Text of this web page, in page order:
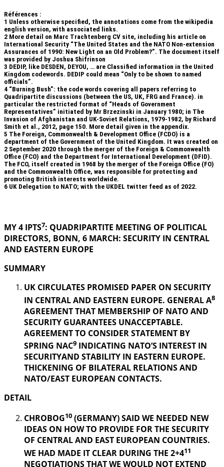
Références :
1 Unless otherwise specified, the annotations come from the wikipedia
english version, with associated links.
2 More detail on Marc Trachtenberg CV site, including his article on
International Security “The United States and the NATO Non-extension
Assurances of 1990: New Light on an Old Problem?”. The document itself
was provided by Joshua Shifrinson
3 DEDIP, like DESDEN, DEYOU, … are Classified information in the United
Kingdom codewords. DEDIP could mean “Only to be shown to named
officials”.
4 “Burning Bush”: the code words covering all papers referring to
Quadripartite discussions (between the US, UK, FRG and France). in
particular the restricted format of “Heads of Government
Representatives” initiated by Mr Brzezinski in January 1980; in The
Invasion of Afghanistan and UK-Soviet Relations, 1979-1982, by Richard
Smith et al., 2012, page 150. More detail given in the appendix.
5 The Foreign, Commonwealth & Development Office (FCDO) is a
department of the Government of the United Kingdom. It was created on
2 September 2020 through the merger of the Foreign & Commonwealth
Office (FCO) and the Department for International Development (DFID).
The FCO, itself created in 1968 by the merger of the Foreign Office (FO)
and the Commonwealth Office, was responsible for protecting and
promoting British interests worldwide.
6 UK Delegation to NATO; with the UKDEL twitter feed as of 2022.
MY 4 IPTS7: QUADRIPARTITE MEETING OF POLITICAL
DIRECTORS, BONN, 6 MARCH: SECURITY IN CENTRAL
AND EASTERN EUROPE
SUMMARY
UK CIRCULATES PROMISED PAPER ON SECURITY
IN CENTRAL AND EASTERN EUROPE. GENERAL A8
AGREEMENT THAT MEMBERSHIP OF NATO AND
SECURITY GUARANTEES UNACCEPTABLE.
AGREEMENT TO CONSIDER STATEMENT BY
SPRING NAC9 INDICATING NATO’S INTEREST IN
SECURITYAND STABILITY IN EASTERN EUROPE.
THICKENING OF BILATERAL RELATIONS AND
NATO/EAST EUROPEAN CONTACTS.
DETAIL
CHROBOG10 (GERMANY) SAID WE NEEDED NEW
IDEAS ON HOW TO PROVIDE FOR THE SECURITY
OF CENTRAL AND EAST EUROPEAN COUNTRIES.
WE HAD MADE IT CLEAR DURING THE 2+411
NEGOTIATIONS THAT WE WOULD NOT EXTEND